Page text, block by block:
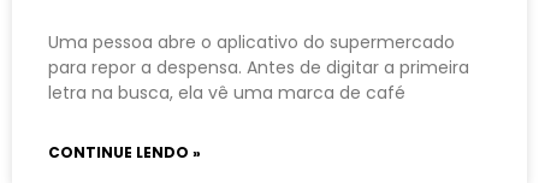
Uma pessoa abre o aplicativo do supermercado
para repor a despensa. Antes de digitar a primeira
letra na busca, ela vê uma marca de café
CONTINUE LENDO »